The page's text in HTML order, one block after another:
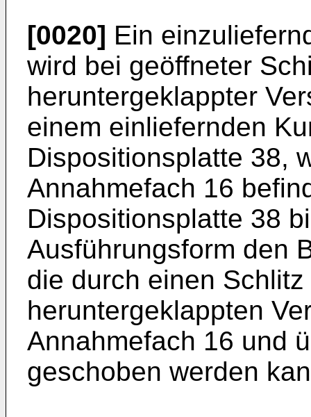
[0020] Ein
wird bei geöffneter
heruntergeklappter
einem einliefernden
Dispositionsplatte 38,
Annahmefach 16
Dispositionsplatte 38
Ausführungsform den
die durch einen
heruntergeklappten
Annahmefach 16 und
geschoben werden